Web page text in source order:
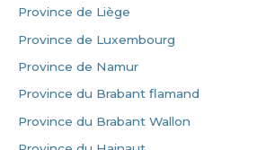
Province de Liège
Province de Luxembourg
Province de Namur
Province du Brabant flamand
Province du Brabant Wallon